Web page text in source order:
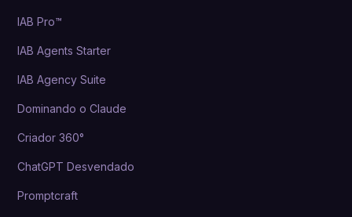
IAB Pro™
IAB Agents Starter
IAB Agency Suite
Dominando o Claude
Criador 360°
ChatGPT Desvendado
Promptcraft